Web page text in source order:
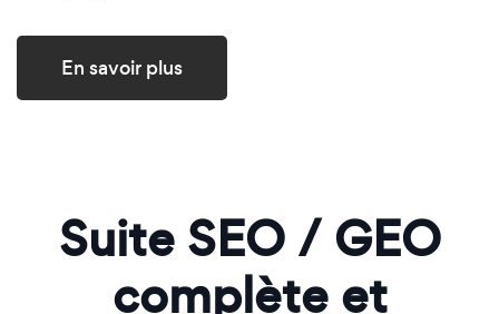
En savoir plus
Suite SEO / GEO
complète et